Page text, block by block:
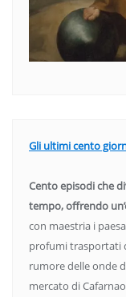
Gli ultimi cento
Cento episodi che
tempo, offrendo
con maestria i
profumi trasportati
rumore delle onde
mercato di